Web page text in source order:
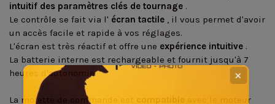
intuitif des paramètres clés de tournage .
Le contrôle se fait via l' écran tactile , il vous permet d'avoir
un accès facile et rapide à vos réglages.
L'écran est très réactif et offre une expérience intuitive .
La batterie interne est rechargeable et fournit jusqu'à 7
heures d'autonomie.
La molette de commande est compatible avec le moteur
✕